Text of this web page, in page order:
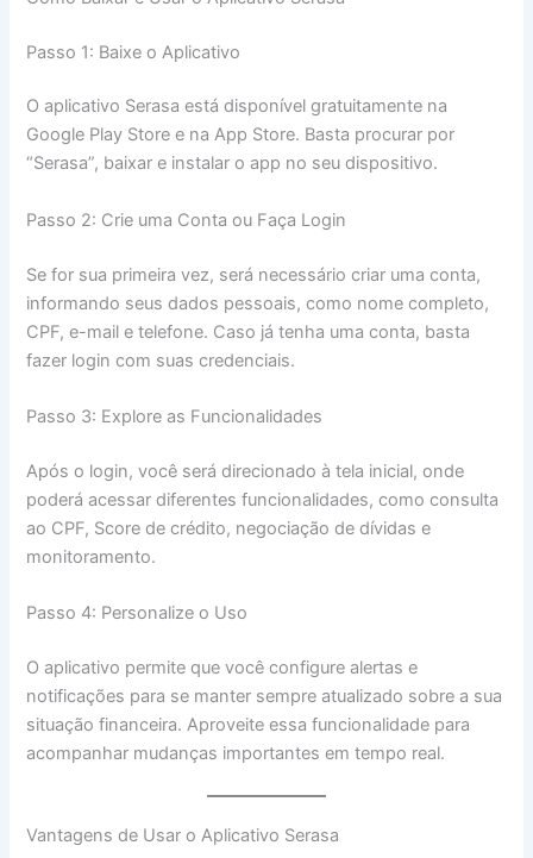
Passo 1: Baixe o Aplicativo
O aplicativo Serasa está disponível gratuitamente na
Google Play Store e na App Store. Basta procurar por
“Serasa”, baixar e instalar o app no seu dispositivo.
Passo 2: Crie uma Conta ou Faça Login
Se for sua primeira vez, será necessário criar uma conta,
informando seus dados pessoais, como nome completo,
CPF, e-mail e telefone. Caso já tenha uma conta, basta
fazer login com suas credenciais.
Passo 3: Explore as Funcionalidades
Após o login, você será direcionado à tela inicial, onde
poderá acessar diferentes funcionalidades, como consulta
ao CPF, Score de crédito, negociação de dívidas e
monitoramento.
Passo 4: Personalize o Uso
O aplicativo permite que você configure alertas e
notificações para se manter sempre atualizado sobre a sua
situação financeira. Aproveite essa funcionalidade para
acompanhar mudanças importantes em tempo real.
Vantagens de Usar o Aplicativo Serasa